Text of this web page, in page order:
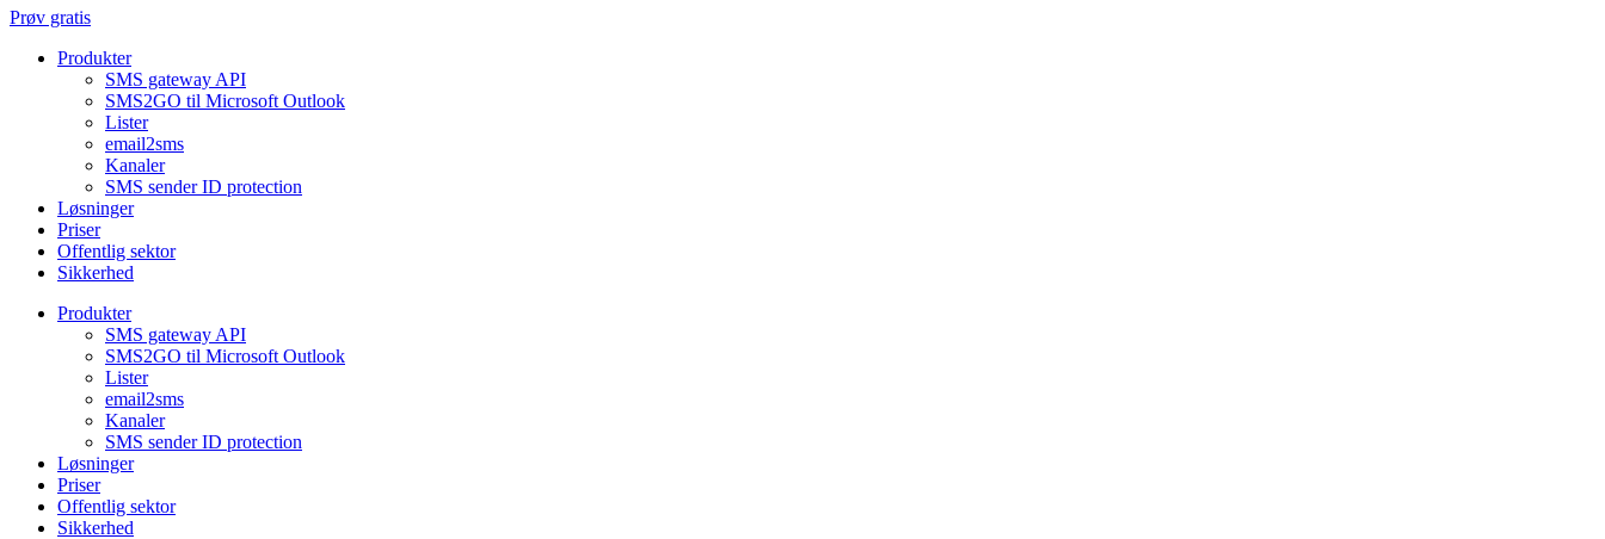
Prøv gratis
Produkter
SMS gateway API
SMS2GO til Microsoft Outlook
Lister
email2sms
Kanaler
SMS sender ID protection
Løsninger
Priser
Offentlig sektor
Sikkerhed
Produkter
SMS gateway API
SMS2GO til Microsoft Outlook
Lister
email2sms
Kanaler
SMS sender ID protection
Løsninger
Priser
Offentlig sektor
Sikkerhed